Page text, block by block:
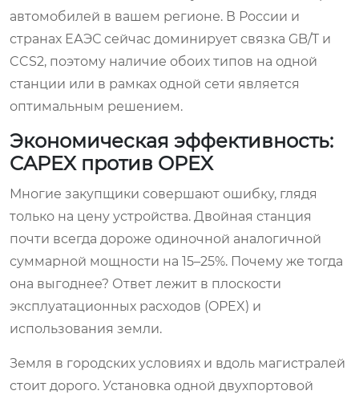
автомобилей в вашем регионе. В России и
странах ЕАЭС сейчас доминирует связка GB/T и
CCS2, поэтому наличие обоих типов на одной
станции или в рамках одной сети является
оптимальным решением.
Экономическая эффективность:
CAPEX против OPEX
Многие закупщики совершают ошибку, глядя
только на цену устройства. Двойная станция
почти всегда дороже одиночной аналогичной
суммарной мощности на 15–25%. Почему же тогда
она выгоднее? Ответ лежит в плоскости
эксплуатационных расходов (OPEX) и
использования земли.
Земля в городских условиях и вдоль магистралей
стоит дорого. Установка одной двухпортовой